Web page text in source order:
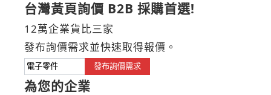
台灣黃頁詢價 B2B 採購首選!
12萬企業貨比三家
發布詢價需求並快速取得報價。
發布詢價需求
為您的企業